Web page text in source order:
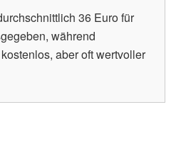
36 Euro für
während
aber oft wertvoller